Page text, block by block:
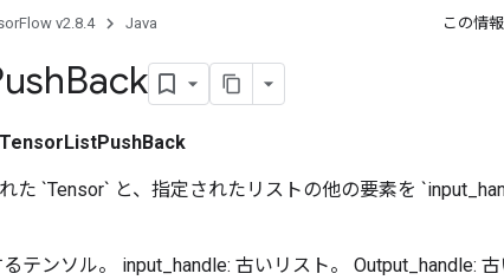
v2.8.4 Java この情
Back
TensorListPushBack
た `Tensor` と、指定されたリストの他の要素を
テンソル。 input_handle: 古いリスト。 Output_handle: